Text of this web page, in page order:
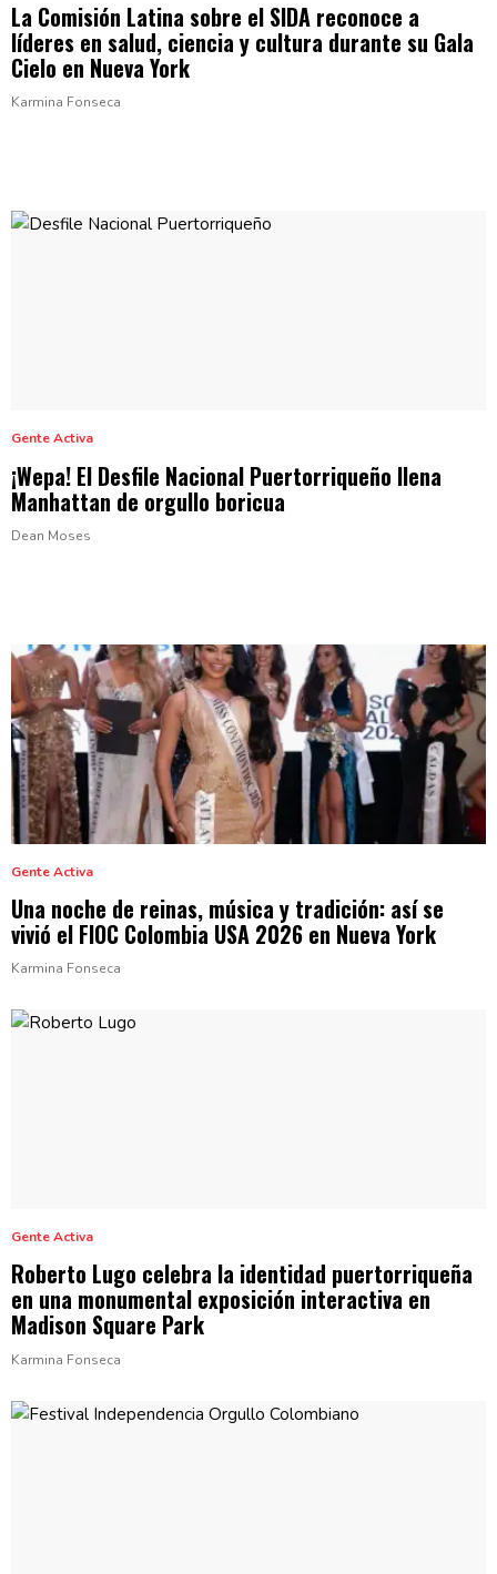
La Comisión Latina sobre el SIDA reconoce a
líderes en salud, ciencia y cultura durante su Gala
Cielo en Nueva York
Karmina Fonseca
Gente Activa
¡Wepa! El Desfile Nacional Puertorriqueño llena
Manhattan de orgullo boricua
Dean Moses
Gente Activa
Una noche de reinas, música y tradición: así se
vivió el FIOC Colombia USA 2026 en Nueva York
Karmina Fonseca
Gente Activa
Roberto Lugo celebra la identidad puertorriqueña
en una monumental exposición interactiva en
Madison Square Park
Karmina Fonseca